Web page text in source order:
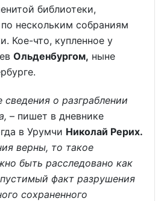
библиотеки,
нескольким собраниям
Кое-что, купленное у
Ольденбургом, ныне
о разграблении
– пишет в дневнике
в Урумчи Николай Рерих.
верны, то такое
быть расследовано как
факт разрушения
сохраненного